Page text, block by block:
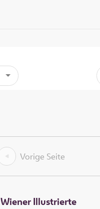
Vorige Seite
Wiener Illustrierte